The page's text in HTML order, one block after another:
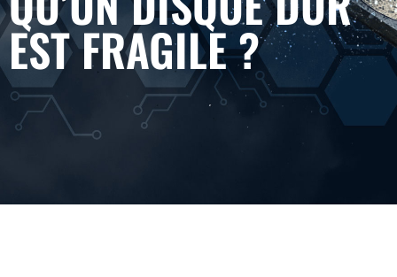
EST FRAGILE ?